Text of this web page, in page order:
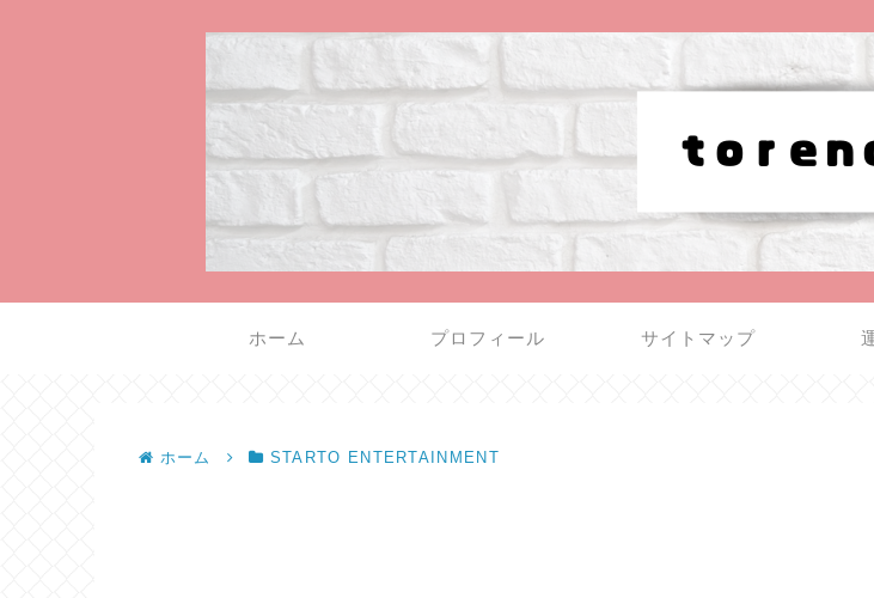
ホーム プロフィール サイトマップ
ホーム STARTO ENTERTAINMENT